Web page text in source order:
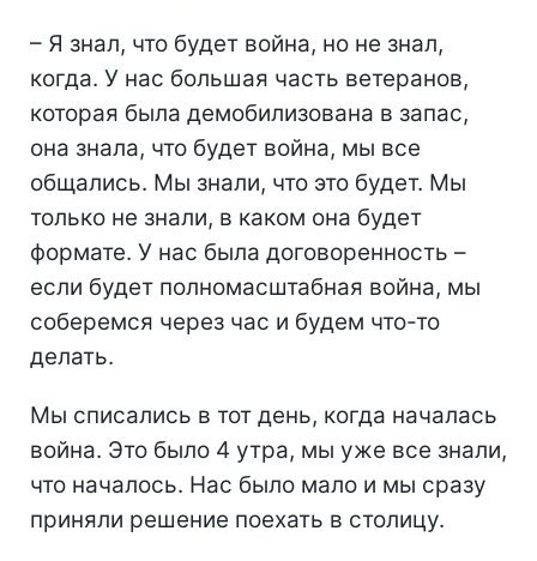
– Я знал, что будет война, но не знал,
когда. У нас большая часть ветеранов,
которая была демобилизована в запас,
она знала, что будет война, мы все
общались. Мы знали, что это будет. Мы
только не знали, в каком она будет
формате. У нас была договоренность –
если будет полномасштабная война, мы
соберемся через час и будем что-то
делать.
Мы списались в тот день, когда началась
война. Это было 4 утра, мы уже все знали,
что началось. Нас было мало и мы сразу
приняли решение поехать в столицу.